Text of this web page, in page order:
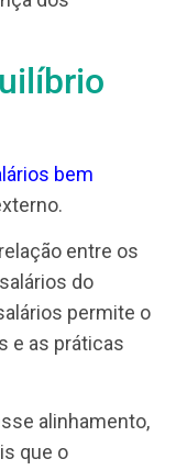
o equilíbrio
das
conta com um
é outra.
as
equilíbrio
dos